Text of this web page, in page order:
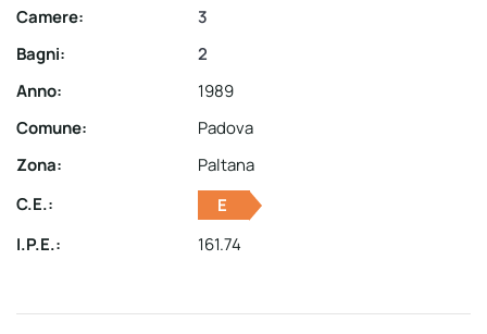
Camere:
3
Bagni:
2
Anno:
1989
Comune:
Padova
Zona:
Paltana
C.E.:
E
I.P.E.:
161.74